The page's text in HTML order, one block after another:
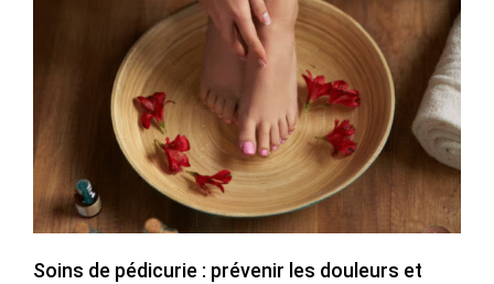
Soins de pédicurie : prévenir les douleurs et